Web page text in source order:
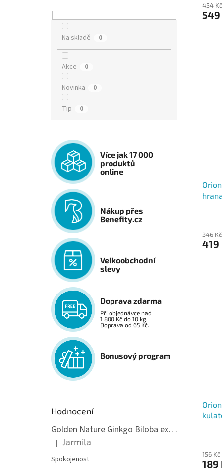
Na skladě 0
Akce 0
Novinka 0
Tip 0
Více jak 17 000
produktů
online
Nákup přes
Benefity.cz
Velkoobchodní
slevy
Doprava zdarma
Při objednávce nad
1 800 Kč do 10 kg.
Doprava od 65 Kč.
Bonusový program
Hodnocení
Golden Nature Ginkgo Biloba extrakt 50:1 60mg, 100 kapslí
Hodnocení produktu je 5 z 5 hvězdiček.
| Jarmila
Spokojenost
454
549
346
419
156
189